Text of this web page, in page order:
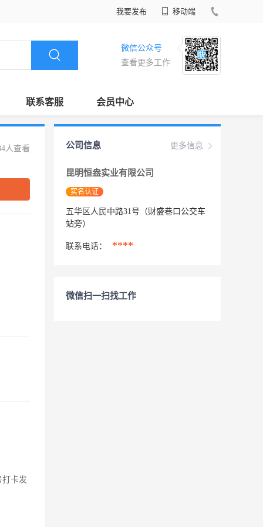
我要发布 移动端
微信公众号
查看更多工作
联系客服 会员中心
人查看
打卡发
更多信息
公司信息
昆明恒盎实业有限公司
实名认证
五华区人民中路31号（财盛巷口公交车
站旁）
联系电话： ****
微信扫一扫找工作